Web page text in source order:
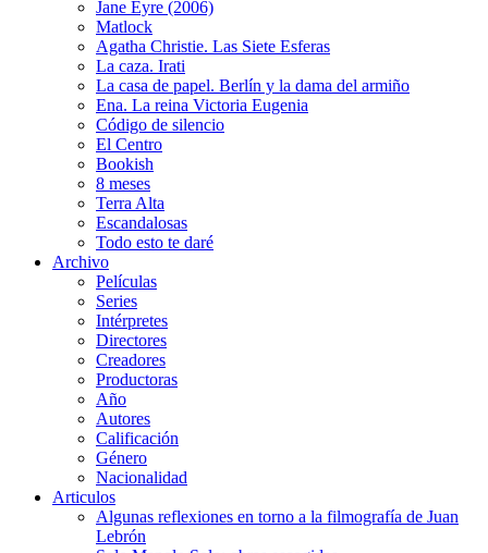
Jane Eyre (2006)
Matlock
Agatha Christie. Las Siete Esferas
La caza. Irati
La casa de papel. Berlín y la dama del armiño
Ena. La reina Victoria Eugenia
Código de silencio
El Centro
Bookish
8 meses
Terra Alta
Escandalosas
Todo esto te daré
Archivo
Películas
Series
Intérpretes
Directores
Creadores
Productoras
Año
Autores
Calificación
Género
Nacionalidad
Articulos
Algunas reflexiones en torno a la filmografía de Juan
Lebrón